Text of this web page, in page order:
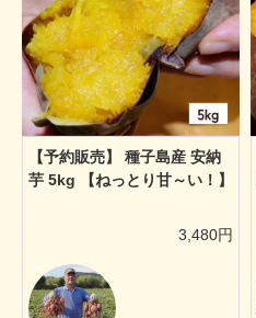
【予約販売】 種子島産 安納
芋 5kg 【ねっとり甘～い！】
3,480円